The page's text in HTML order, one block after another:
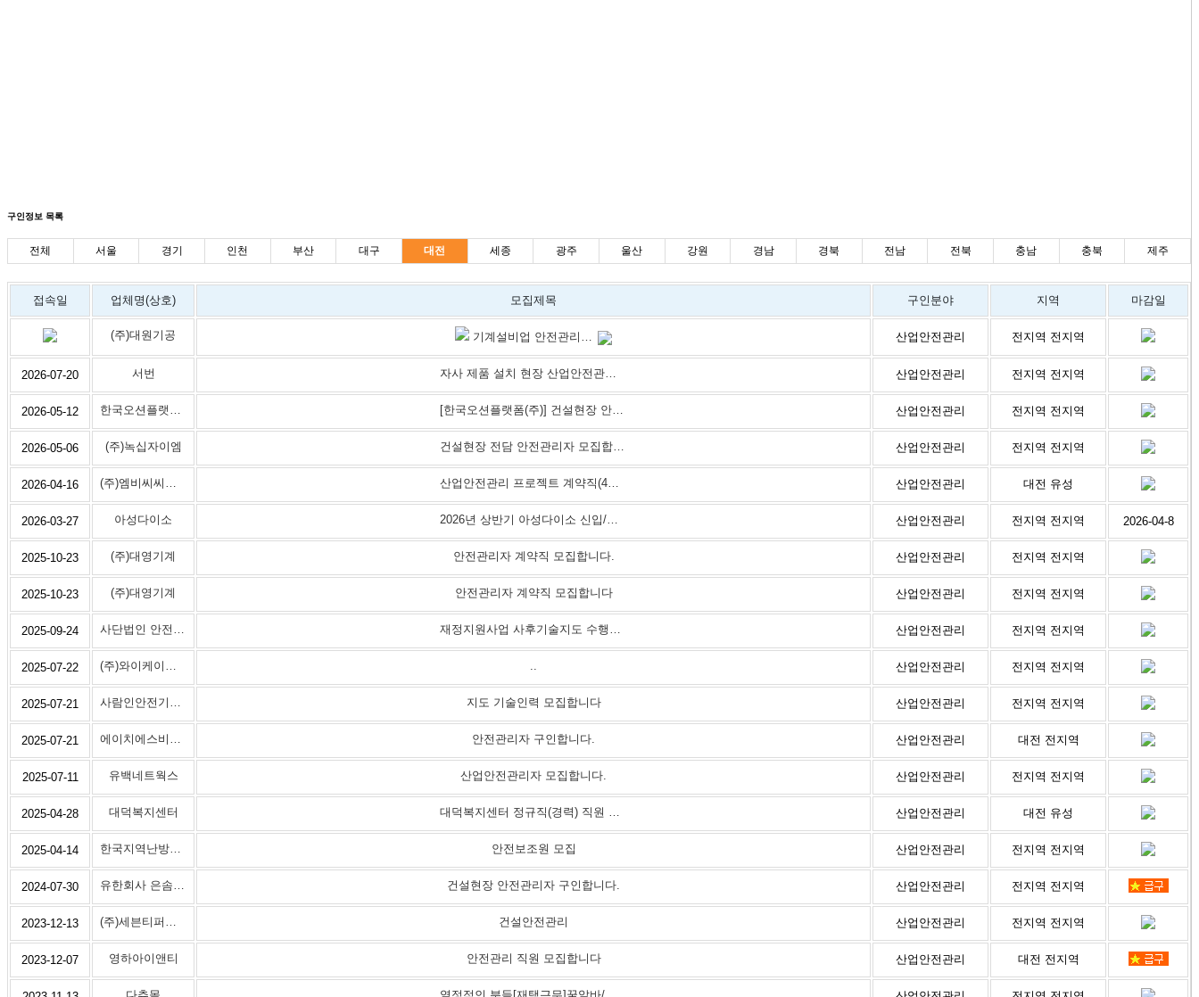
구인정보 목록
전체 서울 경기 인천 부산 대구 대전 세종 광주 울산 강원 경남 경북 전남 전북 충남 충북 제주
접속일 업체명(상호) 모집제목 구인분야 지역 마감일
(주)대원기공 기계설비업 안전관리자를 모집합니다. 산업안전관리 전지역 전지역
2026-07-20 서번 산업안전관리 전지역 전지역
2026-05-12 산업안전관리 전지역 전지역
2026-05-06 (주)녹십자이엠 산업안전관리 전지역 전지역
2026-04-16 산업안전관리 대전 유성
2026-03-27 아성다이소 산업안전관리 전지역 전지역 2026-04-8
2025-10-23 (주)대영기계 안전관리자 계약직 모집합니다. 산업안전관리 전지역 전지역
2025-10-23 (주)대영기계 안전관리자 계약직 모집합니다 산업안전관리 전지역 전지역
2025-09-24 산업안전관리 전지역 전지역
2025-07-22 산업안전관리 전지역 전지역
2025-07-21 지도 기술인력 모집합니다 산업안전관리 전지역 전지역
2025-07-21 안전관리자 구인합니다. 산업안전관리 대전 전지역
2025-07-11 유백네트웍스 산업안전관리자 모집합니다. 산업안전관리 전지역 전지역
2025-04-28 대덕복지센터 산업안전관리 대전 유성
2025-04-14 안전보조원 모집 산업안전관리 전지역 전지역
2024-07-30 건설현장 안전관리자 구인합니다. 산업안전관리 전지역 전지역
2023-12-13 건설안전관리 산업안전관리 전지역 전지역
2023-12-07 영하아이앤티 안전관리 직원 모집합니다 산업안전관리 대전 전지역